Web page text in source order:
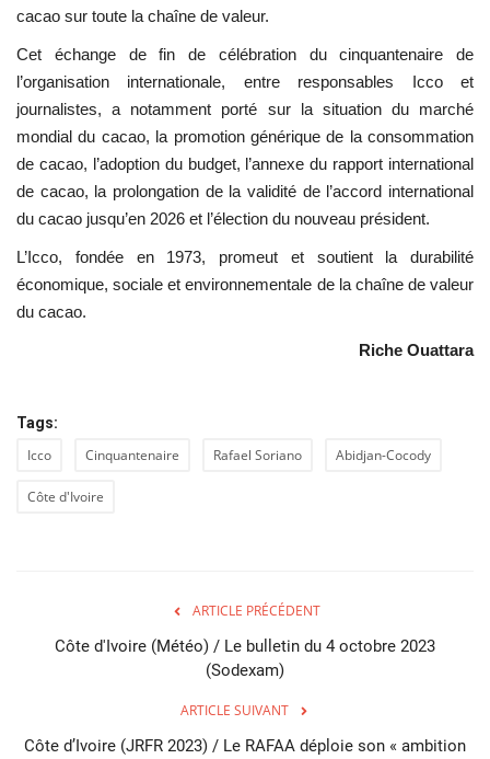
cacao sur toute la chaîne de valeur.
Cet échange de fin de célébration du cinquantenaire de
l’organisation internationale, entre responsables Icco et
journalistes, a notamment porté sur la situation du marché
mondial du cacao, la promotion générique de la consommation
de cacao, l’adoption du budget, l’annexe du rapport international
de cacao, la prolongation de la validité de l’accord international
du cacao jusqu’en 2026 et l’élection du nouveau président.
L’Icco, fondée en 1973, promeut et soutient la durabilité
économique, sociale et environnementale de la chaîne de valeur
du cacao.
Riche Ouattara
Tags:
Icco Cinquantenaire Rafael Soriano Abidjan-Cocody
Côte d'Ivoire
ARTICLE PRÉCÉDENT
Côte d'Ivoire (Météo) / Le bulletin du 4 octobre 2023
(Sodexam)
ARTICLE SUIVANT
Côte d’Ivoire (JRFR 2023) / Le RAFAA déploie son « ambition